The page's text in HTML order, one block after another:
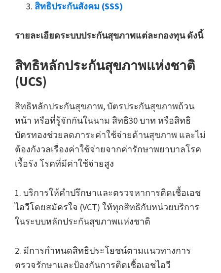
สิทธิประกันสังคม (SSS)
รายละเอียดระบบประกันสุขภาพแต่ละกองทุน ดังนี้
สิทธิหลักประกันสุขภาพแห่งชาติ
(UCS)
สิทธิหลักประกันสุขภาพ, บัตรประกันสุขภาพถ้วน
หน้า หรือที่รู้จักกันในนาม สิทธิ30 บาท หรือสิทธิ
บัตรทองช่วยลดภาระค่าใช้จ่ายด้านสุขภาพ และไม่
ต้องกังวลเรื่องค่าใช้จ่ายจากค่ารักษาพยาบาลโรค
เรื้อรัง โรคที่มีค่าใช้จ่ายสูง
1. บริการให้คำปรึกษาและตรวจหาการติดเชื้อเอช
ไอวีโดยสมัครใจ (VCT) ให้ทุกสิทธิกับหน่วยบริการ
ในระบบหลักประกันสุขภาพแห่งชาติ
2. มีการกำหนดสิทธิประโยชน์ตามแนวทางการ
ตรวจรักษาและป้องกันการติดเชื้อเอชไอวี